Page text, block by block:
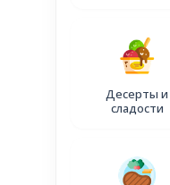
Десерты и
сладости